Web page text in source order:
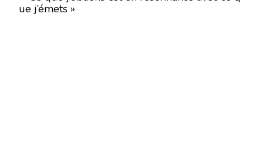
ue j’émets »